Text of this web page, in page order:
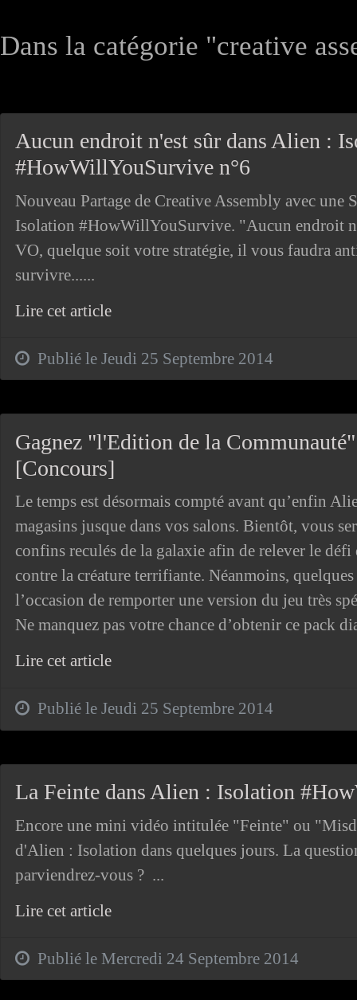
Dans la catégorie "creative
Aucun endroit n'est sûr dans Alien :
#HowWillYouSurvive n°6
Nouveau Partage de Creative Assembly avec
Isolation #HowWillYouSurvive. "Aucun endroit
VO, quelque soit votre stratégie, il vous faudra
survivre......
Lire cet article
Publié le Jeudi 25 Septembre 2014
Gagnez "l'Edition de la
[Concours]
Le temps est désormais compté avant qu’enfin
magasins jusque dans vos salons. Bientôt, vous
confins reculés de la galaxie afin de relever le
contre la créature terrifiante. Néanmoins,
l’occasion de remporter une version du jeu très
Ne manquez pas votre chance d’obtenir ce pack
Lire cet article
Publié le Jeudi 25 Septembre 2014
La Feinte dans Alien : Isolation
Encore une mini vidéo intitulée "Feinte" ou
d'Alien : Isolation dans quelques jours. La
parviendrez-vous ? ...
Lire cet article
Publié le Mercredi 24 Septembre 2014